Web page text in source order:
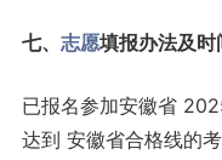
七、 志愿填报办法及时
已报名参加安徽省
达到 安徽省合格线的